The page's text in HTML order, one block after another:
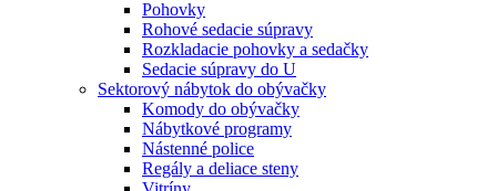
Pohovky
Rohové sedacie súpravy
Rozkladacie pohovky a sedačky
Sedacie súpravy do U
Sektorový nábytok do obývačky
Komody do obývačky
Nábytkové programy
Nástenné police
Regály a deliace steny